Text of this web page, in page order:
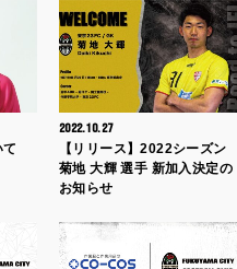
2022.10.27
【リリース】2022シーズン
菊地 大輝 選手 新加入決定の
お知らせ